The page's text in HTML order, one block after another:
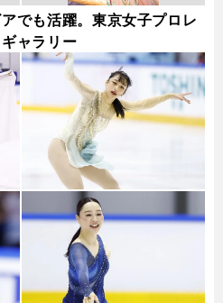
でも活躍。東京女子プロレ
ャラリー